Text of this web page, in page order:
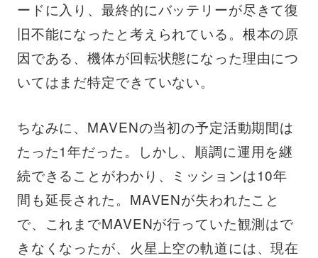
ードに入り、最終的にバッテリーが尽きて復
旧不能になったと考えられている。根本の原
因である、機体が回転状態になった理由につ
いてはまだ特定できていない。
ちなみに、MAVENの当初の予定活動期間は
たった1年だった。しかし、順調に運用を継
続できることがわかり、ミッションは10年
間も延長された。MAVENが失われたこと
で、これまでMAVENが行っていた観測はで
きなくなったが、火星上空の軌道には、現在